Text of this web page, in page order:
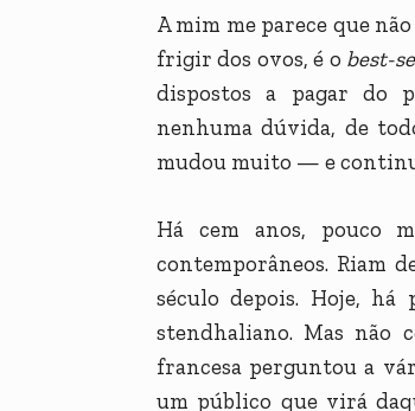
A mim me parece que
frigir dos ovos, é o best-
dispostos a pagar do
nenhuma dúvida, de
mudou muito — e
Há cem anos, pouco
contemporâneos. Riam
século depois. Hoje, há
stendhaliano. Mas não
francesa perguntou a
um público que virá